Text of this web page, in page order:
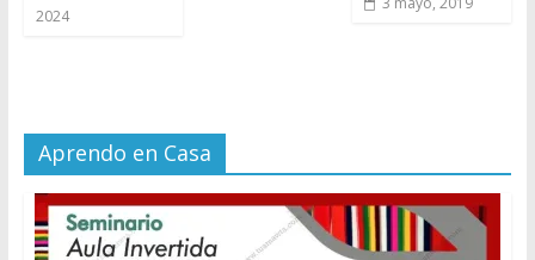
2024
Aprendo en Casa